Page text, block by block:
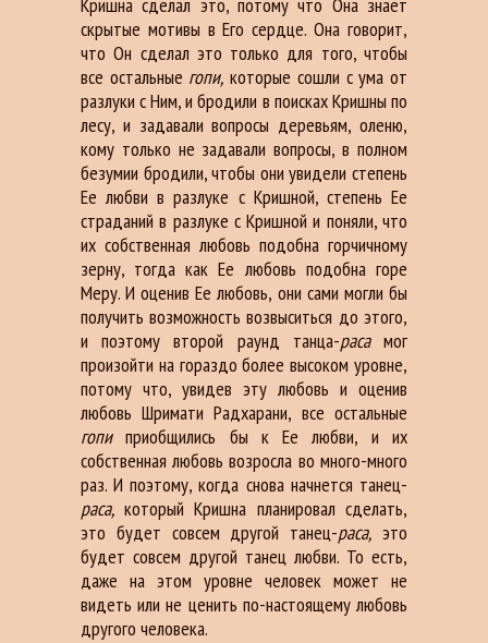
Кришна сделал это, потому что Она знает
скрытые мотивы в Его сердце. Она говорит,
что Он сделал это только для того, чтобы
все остальные гопи, которые сошли с ума от
разлуки с Ним, и бродили в поисках Кришны по
лесу, и задавали вопросы деревьям, оленю,
кому только не задавали вопросы, в полном
безумии бродили, чтобы они увидели степень
Ее любви в разлуке с Кришной, степень Ее
страданий в разлуке с Кришной и поняли, что
их собственная любовь подобна горчичному
зерну, тогда как Ее любовь подобна горе
Меру. И оценив Ее любовь, они сами могли бы
получить возможность возвыситься до этого,
и поэтому второй раунд танца-расамог
произойти на гораздо более высоком уровне,
потому что, увидев эту любовь и оценив
любовь Шримати Радхарани, все остальные
гопиприобщились бы к Ее любви, и их
собственная любовь возросла во много-много
раз. И поэтому, когда снова начнется танец-
раса, который Кришна планировал сделать,
это будет совсем другой танец-раса, это
будет совсем другой танец любви. То есть,
даже на этом уровне человек может не
видеть или не ценить по-настоящему любовь
другого человека.